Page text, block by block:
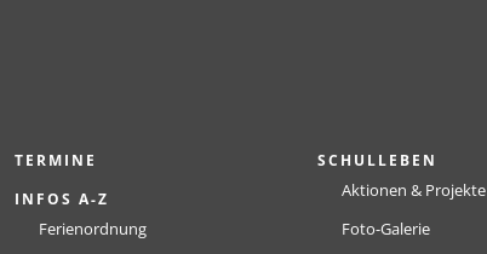
TERMINE
INFOS A-Z
Ferienordnung
SCHULLEBEN
Aktionen & Projekte
Foto-Galerie